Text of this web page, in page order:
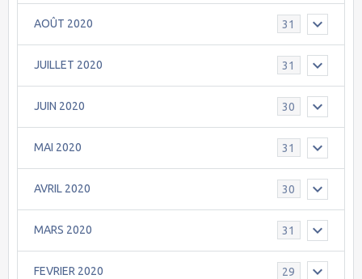
AOÛT 2020 31
JUILLET 2020 31
JUIN 2020 30
MAI 2020 31
AVRIL 2020 30
MARS 2020 31
FEVRIER 2020 29